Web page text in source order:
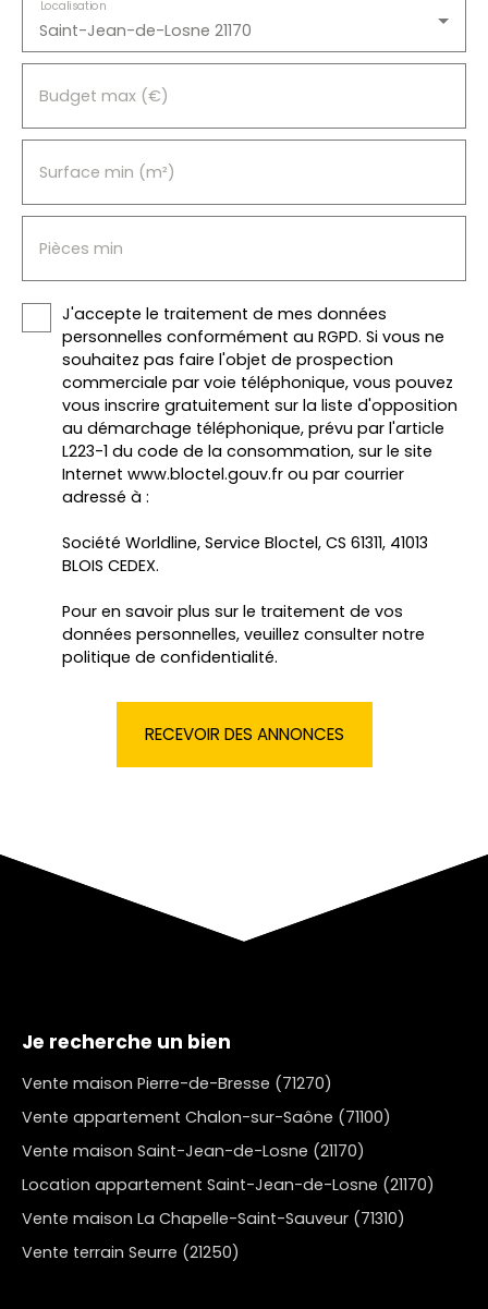
Saint-Jean-de-Losne 21170
Localisation
Budget max (€)
Surface min (m²)
Pièces min
J'accepte le traitement de mes données
personnelles conformément au RGPD. Si vous ne
souhaitez pas faire l'objet de prospection
commerciale par voie téléphonique, vous pouvez
vous inscrire gratuitement sur la liste d'opposition
au démarchage téléphonique, prévu par l'article
L223-1 du code de la consommation, sur le site
Internet www.bloctel.gouv.fr ou par courrier
adressé à :
Société Worldline, Service Bloctel, CS 61311, 41013
BLOIS CEDEX.
Pour en savoir plus sur le traitement de vos
données personnelles, veuillez consulter notre
politique de confidentialité.
RECEVOIR DES ANNONCES
Je recherche un bien
Vente maison Pierre-de-Bresse (71270)
Vente appartement Chalon-sur-Saône (71100)
Vente maison Saint-Jean-de-Losne (21170)
Location appartement Saint-Jean-de-Losne (21170)
Vente maison La Chapelle-Saint-Sauveur (71310)
Vente terrain Seurre (21250)